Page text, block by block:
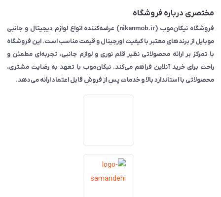
مختصری درباره فروشگاه
فروشگاه نیکان‌موب (nikanmob.ir) عرضه‌کننده انواع لوازم دیجیتال و جانبی
موبایل از برندهای معتبر با کیفیت اورجینال و قیمت مناسب است. این فروشگاه
با تمرکز بر ارائه محصولاتی نظیر قلم نوری و لوازم جانبی، تجربه‌ای مطمئن و
راحت برای خرید آنلاین فراهم می‌کند. نیکان‌موب با تعهد به رضایت مشتری،
محصولاتی با استاندارد بالا و خدمات پس از فروش قابل اعتماد ارائه می‌دهد.